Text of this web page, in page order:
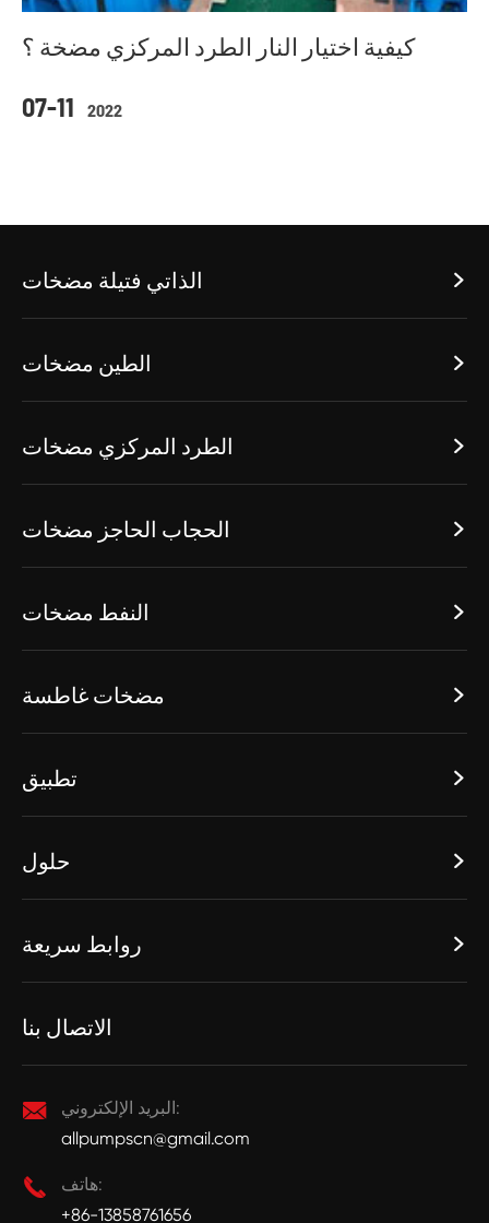
07-11 2022
كيفية اختيار النار الطرد المركزي مضخة ؟
الذاتي فتيلة مضخات 
الطين مضخات 
الطرد المركزي مضخات 
الحجاب الحاجز مضخات 
النفط مضخات 
مضخات غاطسة 
تطبيق 
حلول 
روابط سريعة 
الاتصال بنا

البريد الإلكتروني:
allpumpscn@gmail.com

هاتف:
+86-13858761656